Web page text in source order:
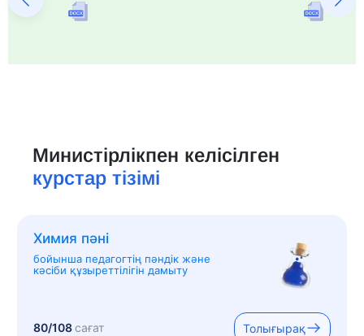
Министірлікпен келісілген
курстар тізімі
Химия пәні
бойынша педагогтің пәндік және
кәсіби құзыреттілігін дамыту
80/108сағат Толығырақ